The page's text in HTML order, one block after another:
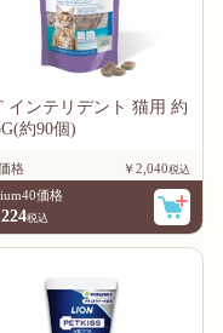
インテリデント 猫用 約
約90個)
格
￥2,040
価格